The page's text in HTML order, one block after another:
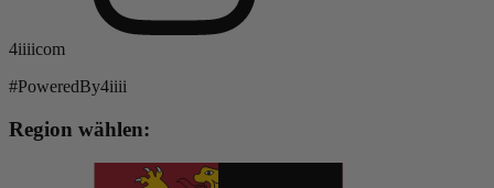
4iiiicom
#PoweredBy4iiii
Region wählen: